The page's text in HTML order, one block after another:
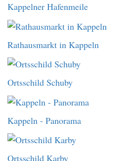
Kappelner Hafenmeile
Rathausmarkt in Kappeln
Ortsschild Schuby
Kappeln - Panorama
Ortsschild Karby